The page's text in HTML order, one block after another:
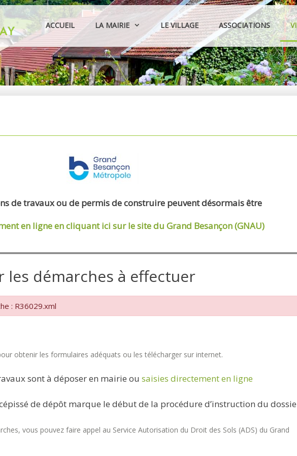
ACCUEIL LA MAIRIE LE VILLAGE ASSOCIATIONS
de travaux ou de permis de construire peuvent désormais être
en ligneen cliquant ici sur le site du Grand Besançon (GNAU)
les démarches à effectuer
: R36029.xml
obtenir les formulaires adéquats ou les télécharger sur internet.
sont à déposer en mairie ou saisies directement en ligne
de dépôt marque le début de la procédure d’instruction du
vous pouvez faire appel au Service Autorisation du Droit des Sols (ADS) du Grand